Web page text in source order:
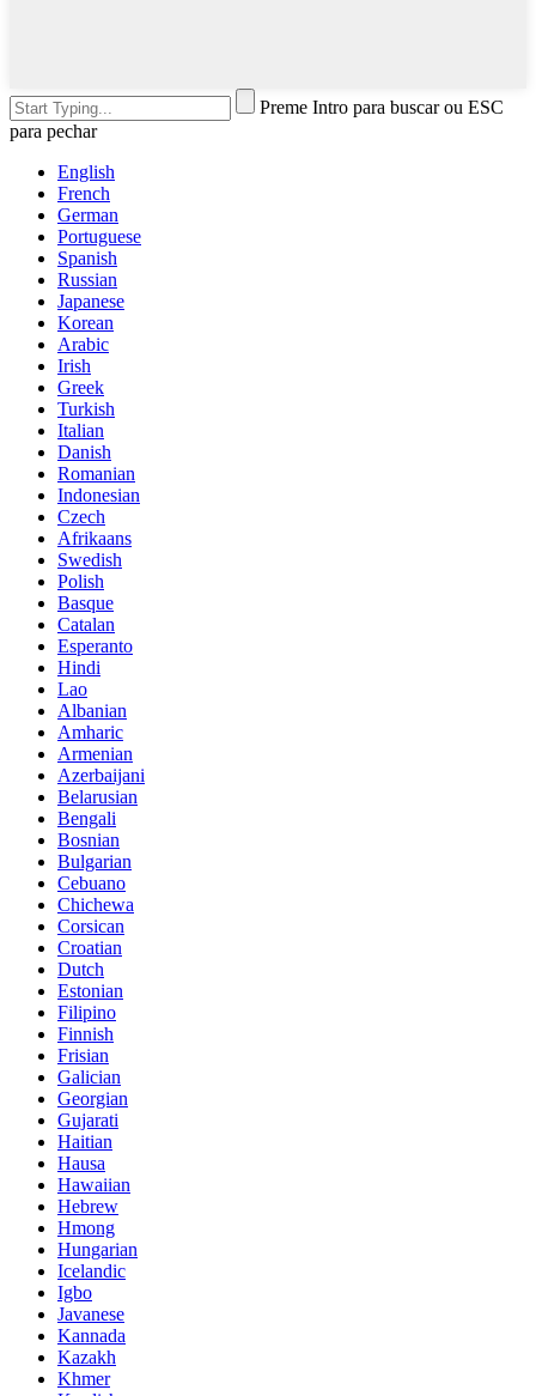
Preme Intro para buscar ou ESC
para pechar
English
French
German
Portuguese
Spanish
Russian
Japanese
Korean
Arabic
Irish
Greek
Turkish
Italian
Danish
Romanian
Indonesian
Czech
Afrikaans
Swedish
Polish
Basque
Catalan
Esperanto
Hindi
Lao
Albanian
Amharic
Armenian
Azerbaijani
Belarusian
Bengali
Bosnian
Bulgarian
Cebuano
Chichewa
Corsican
Croatian
Dutch
Estonian
Filipino
Finnish
Frisian
Galician
Georgian
Gujarati
Haitian
Hausa
Hawaiian
Hebrew
Hmong
Hungarian
Icelandic
Igbo
Javanese
Kannada
Kazakh
Khmer